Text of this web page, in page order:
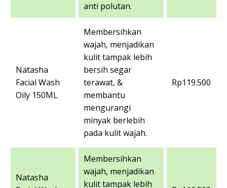
anti polutan.
Natasha
Facial Wash
Oily 150ML
Membersihkan
wajah, menjadikan
kulit tampak lebih
bersih segar
terawat, &
membantu
mengurangi
minyak berlebih
pada kulit wajah.
Rp119.500
Natasha
Membersihkan
wajah, menjadikan
kulit tampak lebih